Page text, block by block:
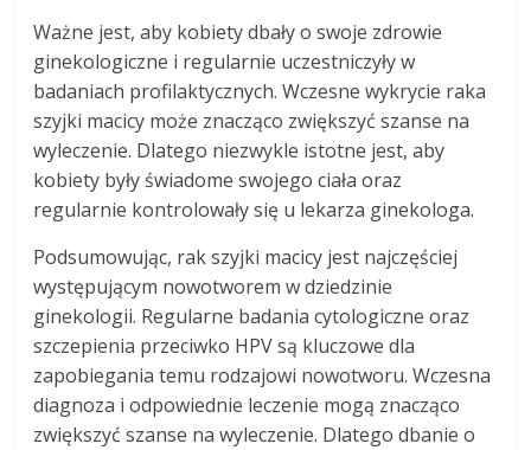
Ważne jest, aby kobiety dbały o swoje zdrowie
ginekologiczne i regularnie uczestniczyły w
badaniach profilaktycznych. Wczesne wykrycie raka
szyjki macicy może znacząco zwiększyć szanse na
wyleczenie. Dlatego niezwykle istotne jest, aby
kobiety były świadome swojego ciała oraz
regularnie kontrolowały się u lekarza ginekologa.
Podsumowując, rak szyjki macicy jest najczęściej
występującym nowotworem w dziedzinie
ginekologii. Regularne badania cytologiczne oraz
szczepienia przeciwko HPV są kluczowe dla
zapobiegania temu rodzajowi nowotworu. Wczesna
diagnoza i odpowiednie leczenie mogą znacząco
zwiększyć szanse na wyleczenie. Dlatego dbanie o